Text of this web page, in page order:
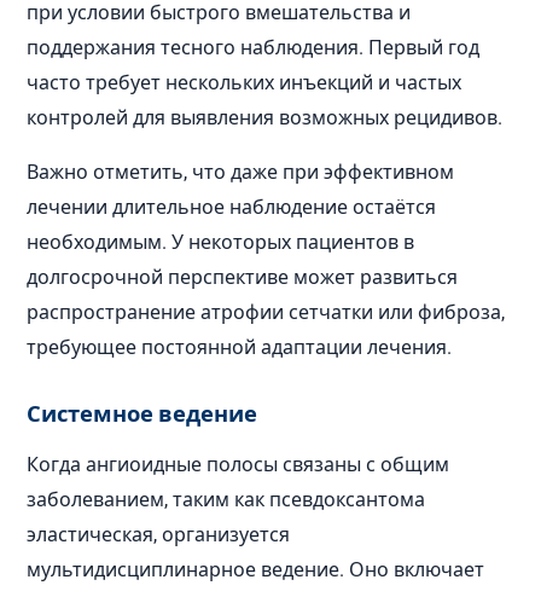
при условии быстрого вмешательства и
поддержания тесного наблюдения. Первый год
часто требует нескольких инъекций и частых
контролей для выявления возможных рецидивов.
Важно отметить, что даже при эффективном
лечении длительное наблюдение остаётся
необходимым. У некоторых пациентов в
долгосрочной перспективе может развиться
распространение атрофии сетчатки или фиброза,
требующее постоянной адаптации лечения.
Системное ведение
Когда ангиоидные полосы связаны с общим
заболеванием, таким как псевдоксантома
эластическая, организуется
мультидисциплинарное ведение. Оно включает